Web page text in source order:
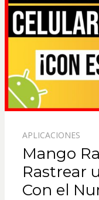
APLICACIONES
Mango
Rastrear
Con el